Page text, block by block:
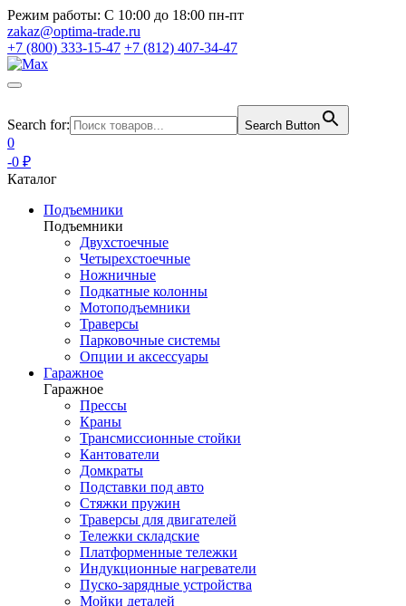
Режим работы: С 10:00 до 18:00 пн-пт
zakaz@optima-trade.ru
+7 (800) 333-15-47 +7 (812) 407-34-47
Search for: Search Button
0
-0 ₽
Каталог
Подъемники
Подъемники
Двухстоечные
Четырехстоечные
Ножничные
Подкатные колонны
Мотоподъемники
Траверсы
Парковочные системы
Опции и аксессуары
Гаражное
Гаражное
Прессы
Краны
Трансмиссионные стойки
Кантователи
Домкраты
Подставки под авто
Стяжки пружин
Траверсы для двигателей
Тележки складские
Платформенные тележки
Индукционные нагреватели
Пуско-зарядные устройства
Мойки деталей